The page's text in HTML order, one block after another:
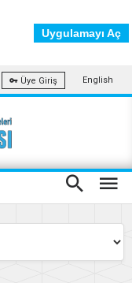
Üye Giriş English
Uygulamayı Aç